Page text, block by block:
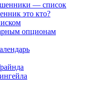
— список
это кто?
опционам